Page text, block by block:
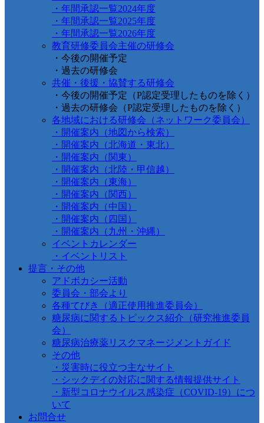
・年間承認一覧2024年度
・年間承認一覧2025年度
・年間承認一覧2026年度
教育研修委員会主催の研修会
・今後の開催予定
・過去の研修会
共催・後援・協賛する研修会
・今後の開催予定（P認定受理したものを除く）
・過去の研修会（P認定受理したものを除く）
各地域における研修会（ネットワーク委員会）
・開催案内（地図から検索）
・開催案内（北海道・東北）
・開催案内（関東）
・開催案内（北陸・甲信越）
・開催案内（東海）
・開催案内（関西）
・開催案内（中国）
・開催案内（四国）
・開催案内（九州・沖縄）
イベントカレンダー
・イベントリスト
提言・その他
アドボカシー活動
委員会・部会より
各種てびき（適正使用推進委員会）
糖尿病に関するトピックス紹介（研究推進委員
会）
糖尿病治療薬リスクマネージメントガイド
その他
・災害時に役立つ主なサイト
・シックデイの対応に関する情報提供サイト
・新型コロナウイルス感染症（COVID-19）につ
いて
お問合せ